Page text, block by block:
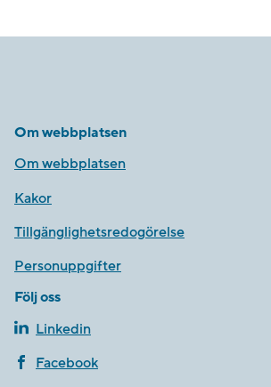
Om webbplatsen
Om webbplatsen
Kakor
Tillgänglighetsredogörelse
Personuppgifter
Följ oss
Linkedin
Facebook